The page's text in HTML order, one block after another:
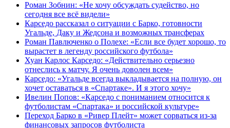
Роман Зобнин: «Не хочу обсуждать судейство, но
сегодня все всё видели»
Карседо рассказал о ситуации с Барко, готовности
Угальде, Даку и Жедсона и возможных трансферах
Роман Павлюченко о Полехе: «Если все будет хорошо, то
вырастет в легенду российского футбола»
Хуан Карлос Карседо: «Действительно серьезно
отнеслись к матчу. Я очень доволен всем»
Карседо: «Угальде всегда выкладывается на полную, он
хочет оставаться в «Спартаке». И я этого хочу»
Ивелин Попов: «Карседо с пониманием относится к
футболистам «Спартака» и российской культуре»
Переход Барко в «Ривер Плейт» может сорваться из‑за
финансовых запросов футболиста